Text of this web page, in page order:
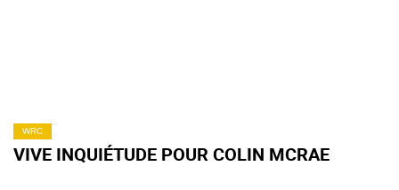
WRC
VIVE INQUIÉTUDE POUR COLIN MCRAE